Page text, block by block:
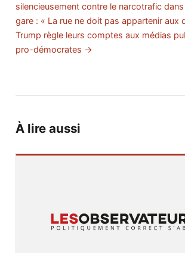
silencieusement contre le narcotrafic
gare : « La rue ne doit pas appartenir aux
Trump règle leurs comptes aux médias
pro-démocrates →
À lire aussi